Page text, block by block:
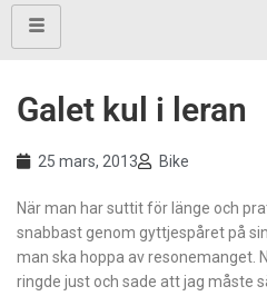
Galet kul i leran
25 mars, 2013 Bike
När man har suttit för länge och
snabbast genom gyttjespåret på
man ska hoppa av resonemanget.
ringde just och sade att jag måste